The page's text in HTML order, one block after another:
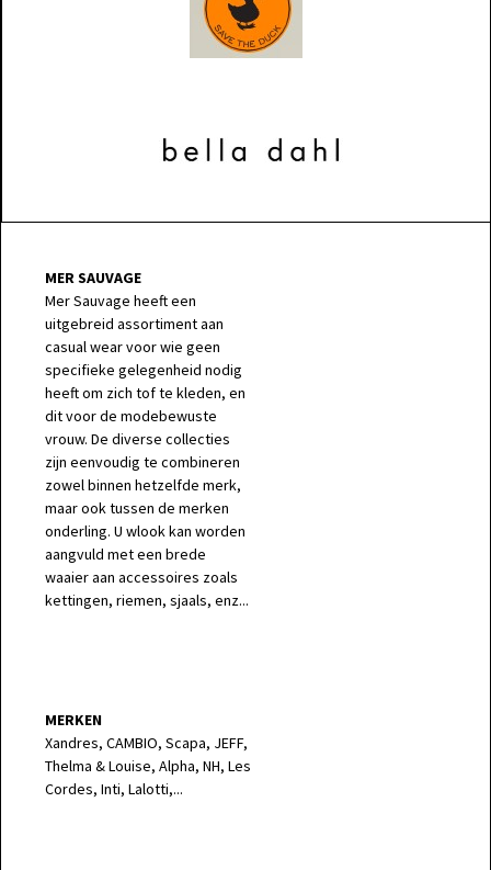
MER SAUVAGE
Mer Sauvage heeft een
uitgebreid assortiment aan
casual wear voor wie geen
specifieke gelegenheid nodig
heeft om zich tof te kleden, en
dit voor de modebewuste
vrouw. De diverse collecties
zijn eenvoudig te combineren
zowel binnen hetzelfde merk,
maar ook tussen de merken
onderling. U wlook kan worden
aangvuld met een brede
waaier aan accessoires zoals
kettingen, riemen, sjaals, enz...
MERKEN
Xandres, CAMBIO, Scapa, JEFF,
Thelma & Louise, Alpha, NH, Les
Cordes, Inti, Lalotti,...